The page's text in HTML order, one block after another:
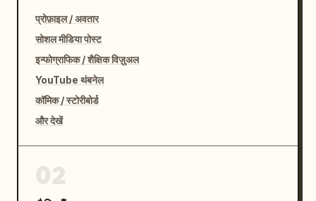
प्रोफ़ाइल / अवतार
सोशल मीडिया पोस्ट
इन्फोग्राफिक / शैक्षिक विज़ुअल
YouTube थंबनेल
कॉमिक / स्टोरीबोर्ड
और देखें